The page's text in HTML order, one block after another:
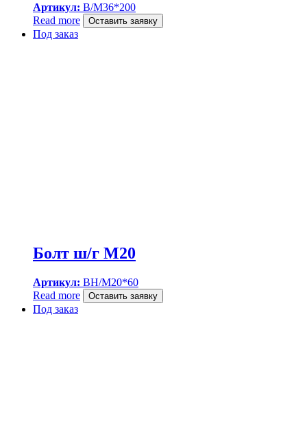
Артикул: B/M36*200
Read more
Оставить заявку
Под заказ
Болт ш/г M20
Артикул: BH/M20*60
Read more
Оставить заявку
Под заказ